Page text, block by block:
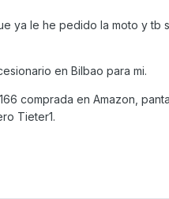
ya le he pedido la moto y tb
en Bilbao para mi.
comprada en Amazon,
Tieter1.